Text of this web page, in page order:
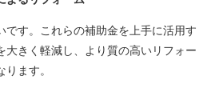
です。これらの補助金を上手に活用す
大きく軽減し、より質の高いリフォー
ます。